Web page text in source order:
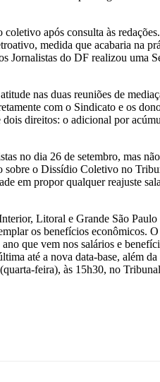
após consulta às
medida que acabaria na
Jornalistas do DF realizou uma
nas duas reuniões de
com o Sindicato e os
direitos: o adicional por
no dia 26 de setembro, mas
sobre o Dissídio Coletivo no
em propor qualquer reajuste
Litoral e Grande São
os benefícios econômicos.
que vem nos salários e
até a nova data-base, além
feira), às 15h30, no